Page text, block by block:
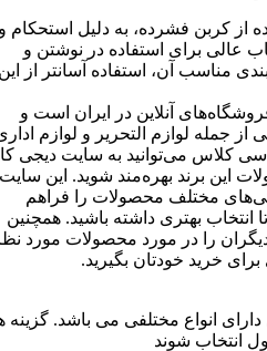
از کربن فشرده، به دلیل استحکام
عالی برای استفاده در نوشتن و
مناسب آن، استفاده آسانتر از
آنلاین در ایران است و
از جمله لوازم التحریر و لوازم
کلاس می‌توانید به سایت دیجی
این برند بهره‌مند شوید. این سایت
مختلف محصولات را فراهم
بهتری داشته باشید. همچنین
را در مورد محصولات مورد
خرید خودتان بگیرید.
انواع مختلفی می باشد. گزینه
انتخاب شوند